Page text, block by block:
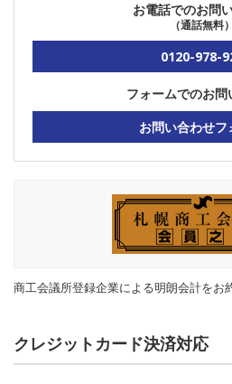
お電話でのお問
（通話無料）
0120-978-
フォームでのお問
お問い合わせフ
商工会議所登録企業による明朗会計をお
クレジットカード決済対応